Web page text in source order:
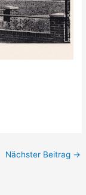
Nächster Beitrag →